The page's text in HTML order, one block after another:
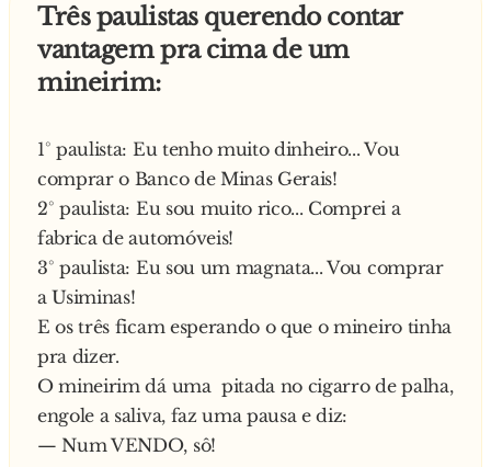
Três paulistas querendo contar
vantagem pra cima de um
mineirim:
1° paulista: Eu tenho muito dinheiro... Vou
comprar o Banco de Minas Gerais!
2° paulista: Eu sou muito rico... Comprei a
fabrica de automóveis!
3° paulista: Eu sou um magnata... Vou comprar
a Usiminas!
E os três ficam esperando o que o mineiro tinha
pra dizer.
O mineirim dá uma pitada no cigarro de palha,
engole a saliva, faz uma pausa e diz:
— Num VENDO, sô!